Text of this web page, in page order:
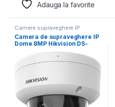
Adauga la favorite
Camere supraveghere IP
Camera de supraveghere IP
Dome 8MP Hikvision DS-
2CD1183G2-LIUF(2.8MM),